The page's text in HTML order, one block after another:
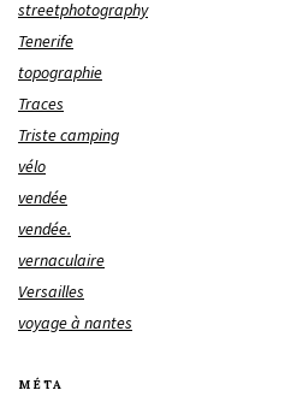
streetphotography
Tenerife
topographie
Traces
Triste camping
vélo
vendée
vendée.
vernaculaire
Versailles
voyage à nantes
MÉTA